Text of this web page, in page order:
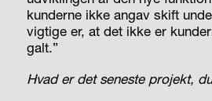
kunderne ikke angav skift
vigtige er, at det ikke er
galt.”
Hvad er det seneste projekt,